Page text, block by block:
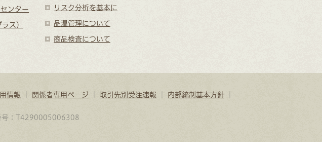
ンター
ス）
リスク分析を基本に
品温管理について
商品検査について
情報 関係者専用ページ 取引先別受注速報 内部統制基本方針
：T4290005006308